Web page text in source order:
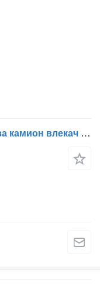
Страничен ретровизор 1813001 за камион влекач DAF XF95, XF105 (2001-2014)